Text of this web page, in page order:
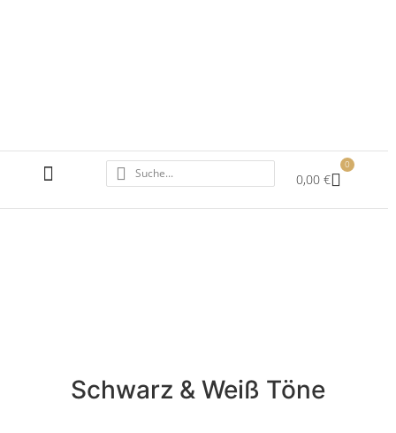
0,00€
0
Schwarz & Weiß Töne